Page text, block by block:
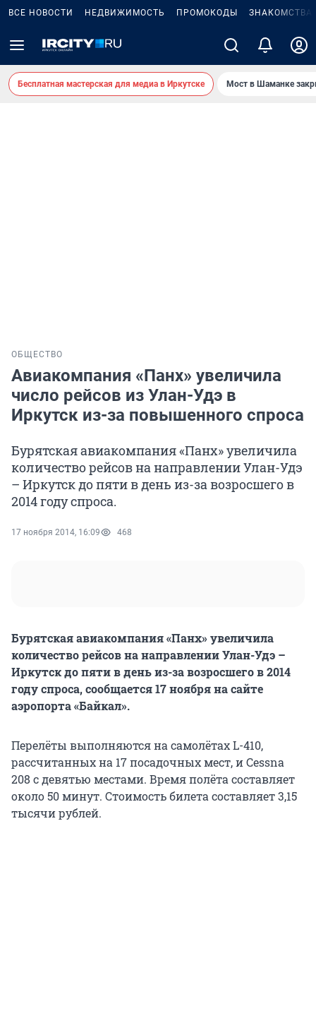
ВСЕ НОВОСТИ НЕДВИЖИМОСТЬ ПРОМОКОДЫ ЗНАКОМСТВА
Бесплатная мастерская для медиа в Иркутске Мост в Шаманке
ОБЩЕСТВО
Авиакомпания «Панх» увеличила
число рейсов из Улан-Удэ в
Иркутск из-за повышенного спроса
Бурятская авиакомпания «Панх» увеличила
количество рейсов на направлении Улан-Удэ
– Иркутск до пяти в день из-за возросшего в
2014 году спроса.
17 ноября 2014, 16:09 468
Бурятская авиакомпания «Панх» увеличила
количество рейсов на направлении Улан-Удэ –
Иркутск до пяти в день из-за возросшего в 2014
году спроса, сообщается 17 ноября на сайте
аэропорта «Байкал».
Перелёты выполняются на самолётах L-410,
рассчитанных на 17 посадочных мест, и Cessna
208 с девятью местами. Время полёта составляет
около 50 минут. Стоимость билета составляет 3,15
тысячи рублей.